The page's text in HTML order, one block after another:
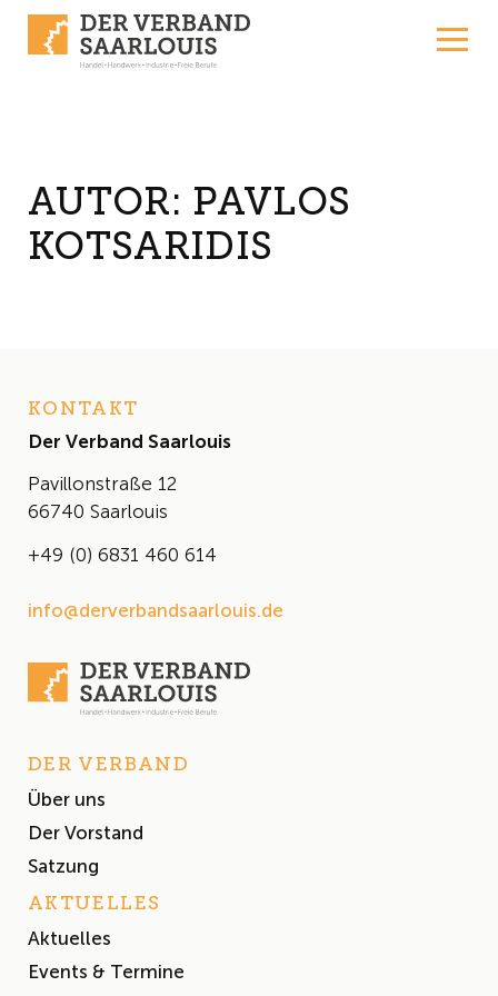
AUTOR: PAVLOS
KOTSARIDIS
KONTAKT
Der Verband Saarlouis
Pavillonstraße 12
66740 Saarlouis
+49 (0) 6831 460 614
info@derverbandsaarlouis.de
DER VERBAND
Über uns
Der Vorstand
Satzung
AKTUELLES
Aktuelles
Events & Termine